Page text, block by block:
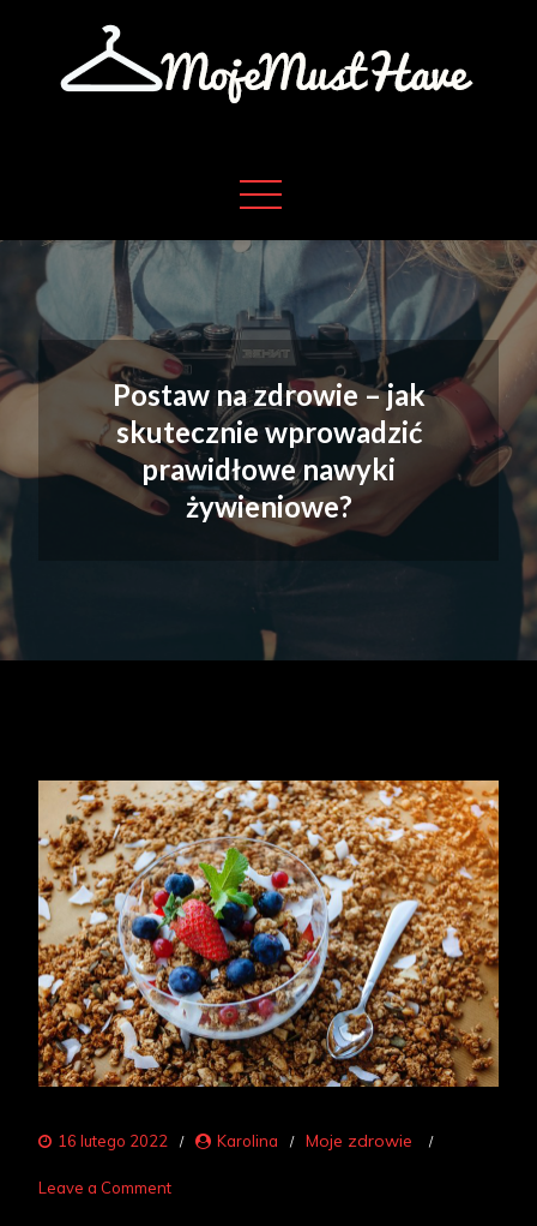
content
Postaw na zdrowie – jak
skutecznie wprowadzić
prawidłowe nawyki
żywieniowe?
16 lutego 2022 Karolina Moje zdrowie
Leave a Commenton